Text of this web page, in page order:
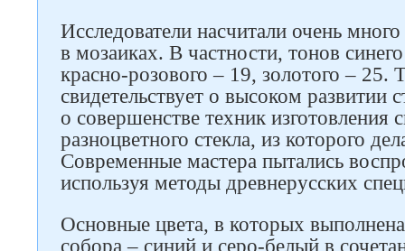
Исследователи насчитали очень
в мозаиках. В частности, тонов
красно-розового – 19, золотого – 25.
свидетельствует о высоком развитии
о совершенстве техник изготовления
разноцветного стекла, из которого
Современные мастера пытались
используя методы древнерусских
Основные цвета, в которых
собора – синий и серо-белый в